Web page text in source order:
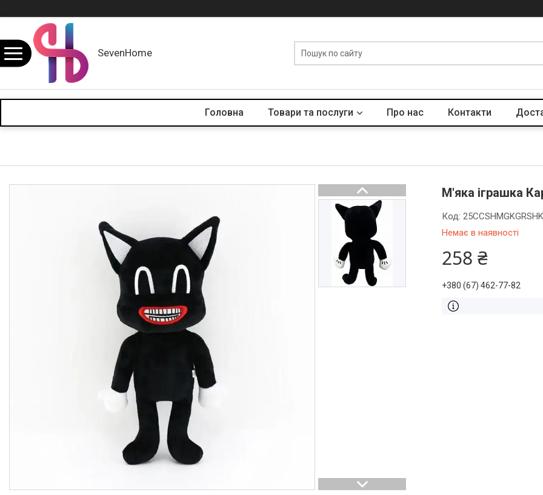
SevenHome
Головна Товари та послуги Про нас Контакти
М'яка іграшка
Немає в наявності
Код:25CCSHMGKGRSHK
258 ₴
+380 (67) 462-77-82